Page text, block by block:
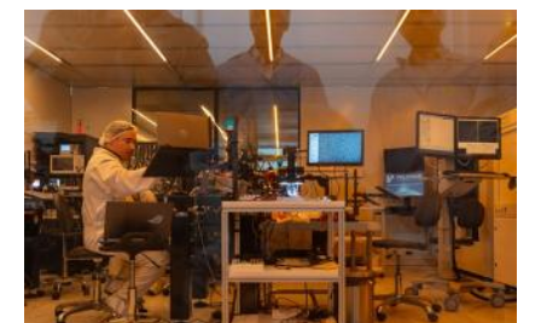
Imagem